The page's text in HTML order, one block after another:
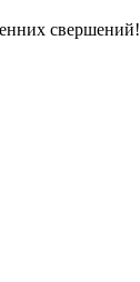
свершений!